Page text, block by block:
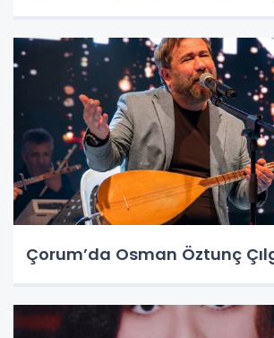
Çorum’da Osman Öztunç